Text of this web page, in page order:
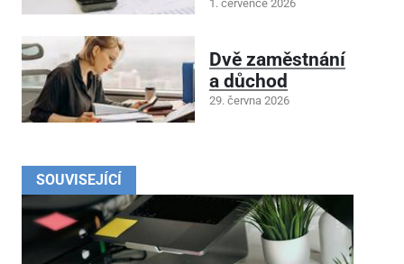
SOUVISEJÍCÍ
1. července 2026
Dvě zaměstnání
a důchod
29. června 2026